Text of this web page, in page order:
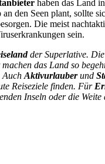
haben das Land
den Seen plant, sollte
Die meist
sein.
der Superlative.
das Land so
Auch Aktivurlauberund
Reiseziele finden. Für
Inseln oder die